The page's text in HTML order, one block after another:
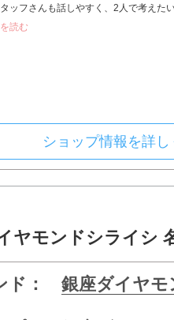
ッフさんも話しやすく、2人で考えた
を読む
ショップ情報を詳し
ヤモンドシライシ
ド： 銀座ダイヤ